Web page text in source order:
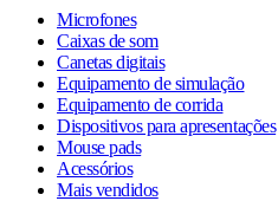
Microfones
Caixas de som
Canetas digitais
Equipamento de simulação
Equipamento de corrida
Dispositivos para apresentações
Mouse pads
Acessórios
Mais vendidos